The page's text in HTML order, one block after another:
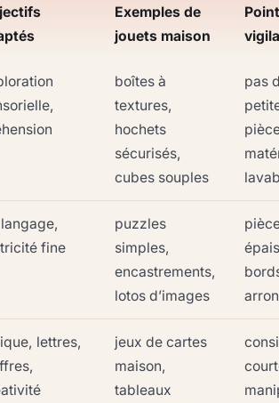
Exemples de
jouets maison
boîtes à
textures,
hochets
sécurisés,
cubes souples
pas
fine
puzzles
simples,
encastrements,
lotos d’images
lettres,
jeux de cartes
maison,
tableaux